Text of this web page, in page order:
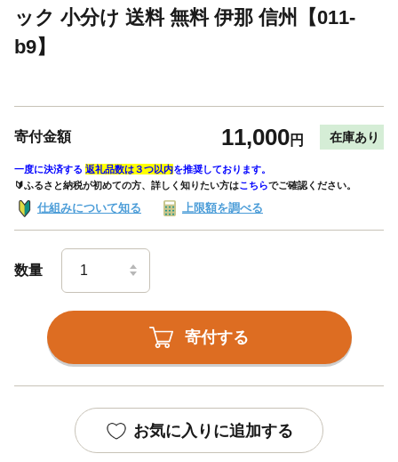
ック 小分け 送料 無料 伊那 信州【011-
b9】
寄付金額 11,000円 在庫あり
一度に決済する 返礼品数は３つ以内を推奨しております。
🔰ふるさと納税が初めての方、詳しく知りたい方はこちらでご確認ください。
仕組みについて知る 上限額を調べる
数量
寄付する
お気に入りに追加する